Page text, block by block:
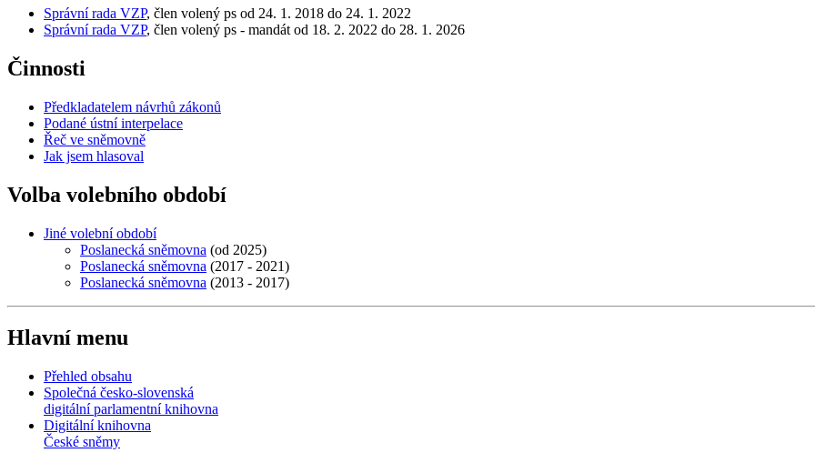
Správní rada VZP, člen volený ps od 24. 1. 2018 do 24. 1. 2022
Správní rada VZP, člen volený ps - mandát od 18. 2. 2022 do 28. 1. 2026
Činnosti
Předkladatelem návrhů zákonů
Podané ústní interpelace
Řeč ve sněmovně
Jak jsem hlasoval
Volba volebního období
Jiné volební období
Poslanecká sněmovna (od 2025)
Poslanecká sněmovna (2017 - 2021)
Poslanecká sněmovna (2013 - 2017)
Hlavní menu
Přehled obsahu
Společná česko-slovenská
digitální parlamentní knihovna
Digitální knihovna
České sněmy